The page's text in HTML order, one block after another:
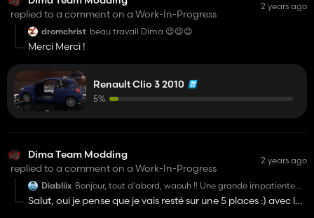
replied to a comment on a Work-In-Progress
2 years ago
dromchrist beau travail Dima 😉😉😉
Merci Merci !
Renault Clio 3 2010
5%
Dima Team Modding
replied to a comment on a Work-In-Progress
2 years ago
Diabliix Bonjour, tout d'abord, waouh !! Une grande impatiente
de pouvoir jouer avec quand elle sera sorti🙃Petite
question, sera-t-elle équipée d'un attelage pour pouvoir
Salut, oui je pense que je vais resté sur une 5 places :) avec le